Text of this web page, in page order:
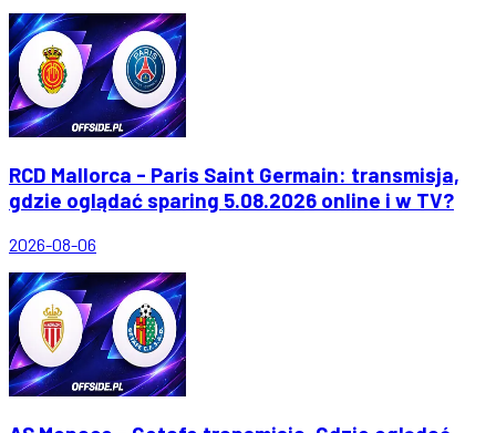
RCD Mallorca - Paris Saint Germain: transmisja,
gdzie oglądać sparing 5.08.2026 online i w TV?
2026-08-06